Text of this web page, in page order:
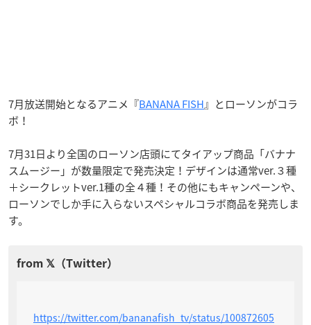
7月放送開始となるアニメ『BANANA FISH』とローソンがコラ
ボ！
7月31日より全国のローソン店頭にてタイアップ商品「バナナ
スムージー」が数量限定で発売決定！デザインは通常ver.３種
＋シークレットver.1種の全４種！その他にもキャンペーンや、
ローソンでしか手に入らないスペシャルコラボ商品を発売しま
す。
https://twitter.com/bananafish_tv/status/100872605